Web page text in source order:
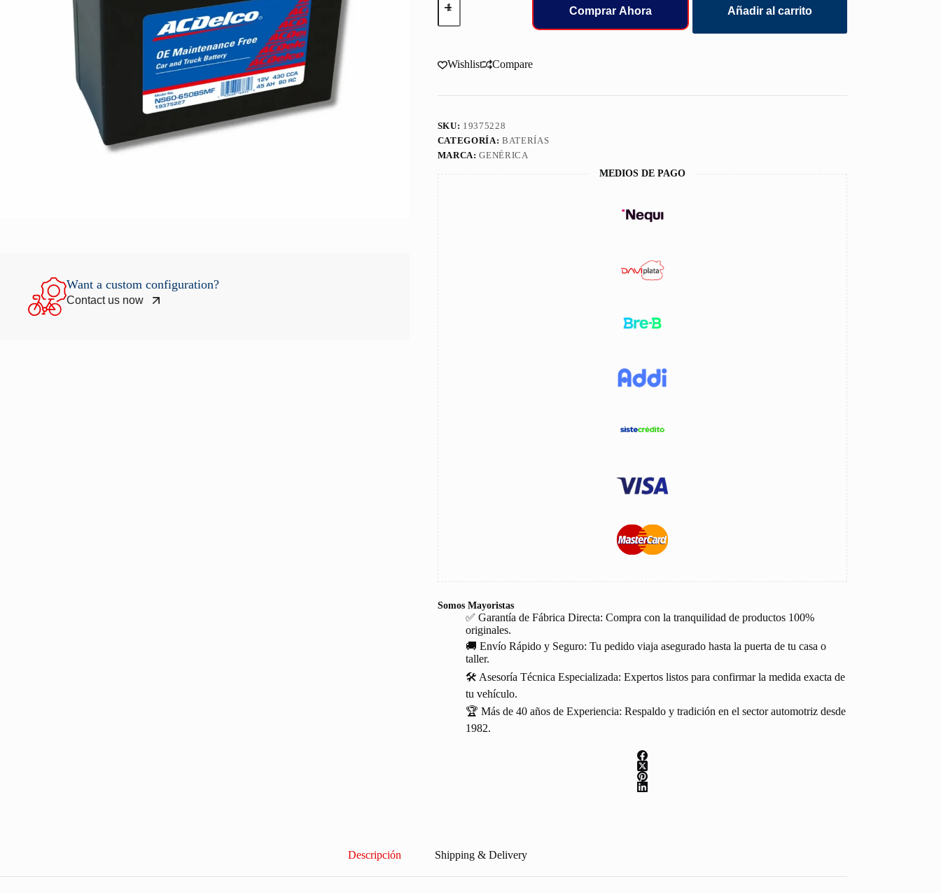
Want a custom configuration?
Contact us now
Acedelco
600
Smf
Comprar Ahora Añadir al carrito
Wishlist Compare
SKU: 19375228
CATEGORÍA: BATERÍAS
MARCA:GENÉRICA
MEDIOS DE PAGO
Somos Mayoristas
✅ Garantía de Fábrica Directa: Compra con la tranquilidad de productos 100%
originales.
🚚 Envío Rápido y Seguro: Tu pedido viaja asegurado hasta la puerta de tu casa o
taller.
🛠️ Asesoría Técnica Especializada: Expertos listos para confirmar la medida exacta de
tu vehículo.
🏆 Más de 40 años de Experiencia: Respaldo y tradición en el sector automotriz desde
1982.
Descripción Shipping & Delivery